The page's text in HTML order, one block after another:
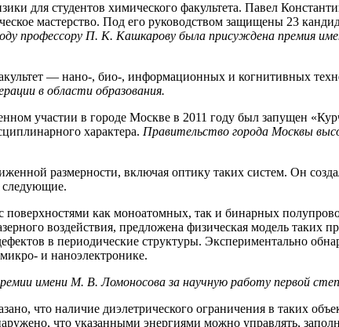
студентов химического факультета. Павел
мастерство. Под его руководством защищены 23
профессору П. К. Кашкарову была присуждена премия
— нано-, био-, информационных и когнитивных
в области образования.
участии в городе Москве в 2011 году был запущен
характера. Правительство города Москвы
размерности, включая оптику таких систем. Он
следующие.
как моноатомных, так и бинарных
воздействия, предложена физическая модель таких
в периодические структуры. Экспериментально
и наноэлектронике.
имени М. В. Ломоносова за научную работу первой
что наличие диэлетрического ограничения в таких
что указанными энергиями можно управлять,